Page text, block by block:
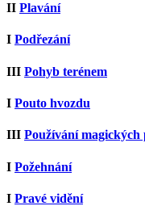
II Plavání
I Podřezání
III Pohyb terénem
I Pouto hvozdu
III Používání magických
I Požehnání
I Pravé vidění